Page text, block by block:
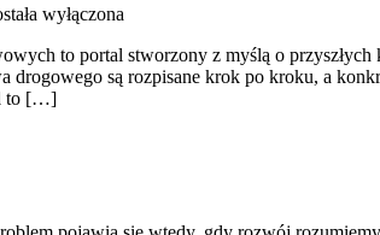
wyłączona
to portal stworzony z myślą o
są rozpisane krok po kroku, a
to […]